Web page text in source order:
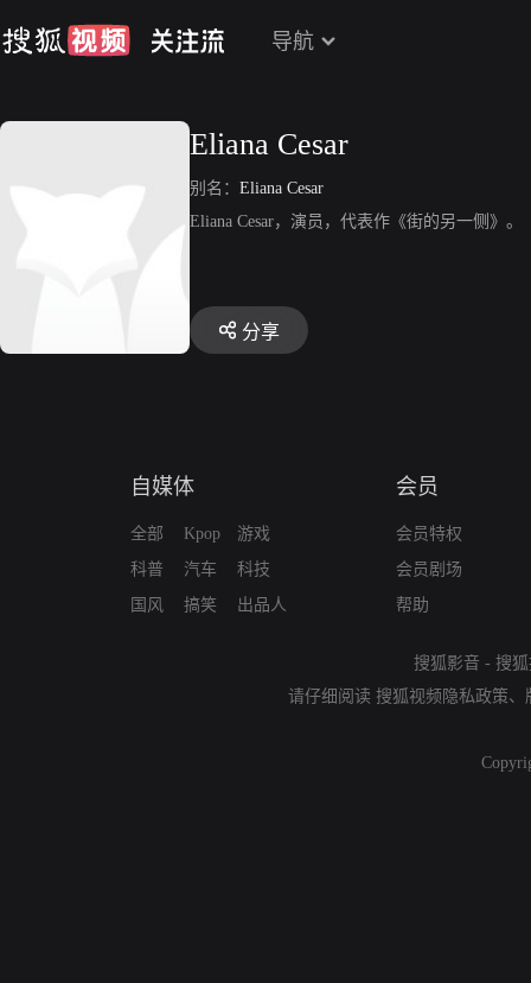
导航
Eliana Cesar
别名： Eliana Cesar
Eliana Cesar，演员，代表作《街的另一侧》。
分享
自媒体
全部
科普
国风
Kpop
汽车
搞笑
游戏
科技
出品人
会员
会员特权
会员剧场
帮助
搜狐影音 - 搜
请仔细阅读 搜狐视频隐私政策、